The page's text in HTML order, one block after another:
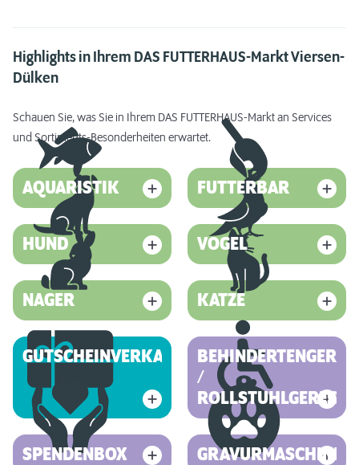
Highlights in Ihrem DAS FUTTERHAUS-Markt Viersen-
Dülken
Schauen Sie, was Sie in Ihrem DAS FUTTERHAUS-Markt an Services
und Sortiments-Besonderheiten erwartet.
AQUARISTIK FUTTERBAR
HUND VOGEL
NAGER KATZE
GUTSCHEINVERKAUF
/
ROLLSTUHLGERECHT
SPENDENBOX GRAVURMASCHINE